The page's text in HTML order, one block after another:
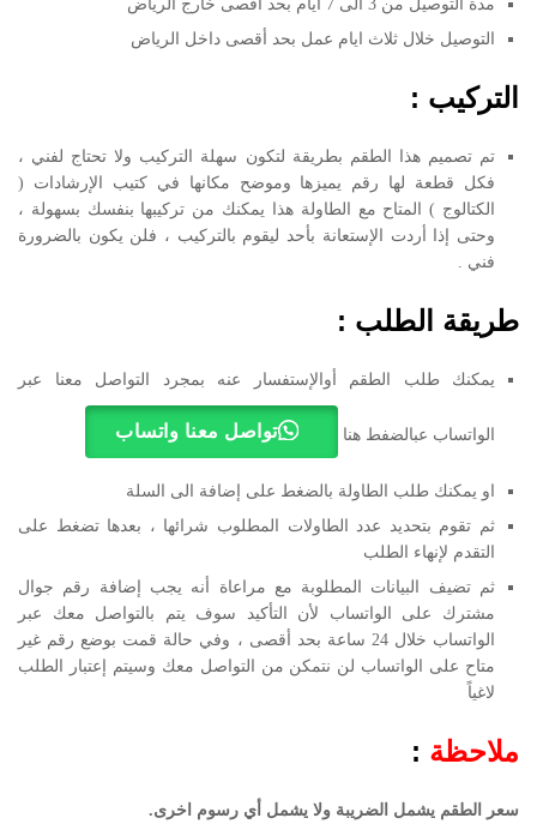
مدة التوصيل من 3 الى 7 أيام بحد أقصى خارج الرياض
التوصيل خلال ثلاث ايام عمل بحد أقصى داخل الرياض
التركيب :
تم تصميم هذا الطقم بطريقة لتكون سهلة التركيب ولا تحتاج لفني ،
فكل قطعة لها رقم يميزها وموضح مكانها في كتيب الإرشادات (
الكتالوج ) المتاح مع الطاولة هذا يمكنك من تركيبها بنفسك بسهولة ،
وحتى إذا أردت الإستعانة بأحد ليقوم بالتركيب ، فلن يكون بالضرورة
فني .
طريقة الطلب :
يمكنك طلب الطقم أوالإستفسار عنه بمجرد التواصل معنا عبر
الواتساب عبالضفط هنا تواصل معنا واتساب
او يمكنك طلب الطاولة بالضغط على إضافة الى السلة
ثم تقوم بتحديد عدد الطاولات المطلوب شرائها ، بعدها تضغط على
التقدم لإنهاء الطلب
ثم تضيف البيانات المطلوبة مع مراعاة أنه يجب إضافة رقم جوال
مشترك على الواتساب لأن التأكيد سوف يتم بالتواصل معك عبر
الواتساب خلال 24 ساعة بحد أقصى ، وفي حالة قمت بوضع رقم غير
متاح على الواتساب لن نتمكن من التواصل معك وسيتم إعتبار الطلب
لاغياً
ملاحظة :
سعر الطقم يشمل الضريبة ولا يشمل أي رسوم اخرى.